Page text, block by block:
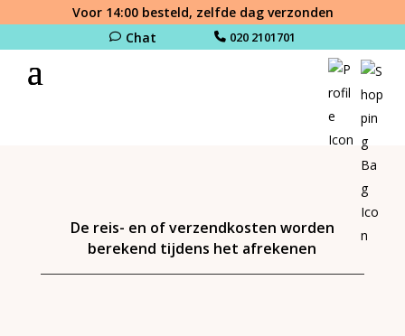
Voor 14:00 besteld, zelfde dag verzonden
Chat
020 2101701
De reis- en of verzendkosten worden
berekend tijdens het afrekenen